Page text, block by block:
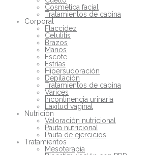
Cosmética facial
Tratamientos de cabina
Corporal
Flaccidez
Celulitis
Brazos
Manos
Escote
Estrías
Hipersudoración
Depilación
Tratamientos de cabina
Varices
Incontinencia urinaria
Laxitud vaginal
Nutrición
Valoración nutricional
Pauta nutricional
Pauta de ejercicios
Tratamientos
Mesoterapia